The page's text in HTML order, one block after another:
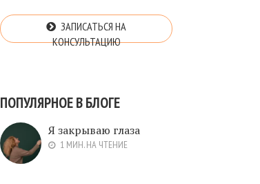
ЗАПИСАТЬСЯ НА
КОНСУЛЬТАЦИЮ
ПОПУЛЯРНОЕ В БЛОГЕ
Я закрываю глаза
1 МИН. НА ЧТЕНИЕ